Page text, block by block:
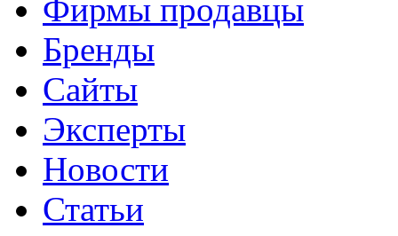
Фирмы продавцы
Бренды
Сайты
Эксперты
Новости
Статьи